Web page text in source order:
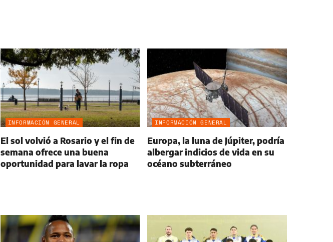
INFORMACIÓN GENERAL
El sol volvió a Rosario y el fin de
semana ofrece una buena
oportunidad para lavar la ropa
INFORMACIÓN GENERAL
Europa, la luna de Júpiter, podría
albergar indicios de vida en su
océano subterráneo